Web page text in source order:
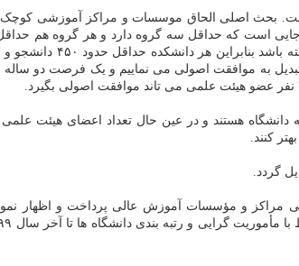
بحث اصلی الحاق موسسات و مراکز آموزشی کوچک
به موافقت اصولی می نماییم و یک فرصت دو ساله
دانشگاه هستند و در عین حال تعداد اعضای هیئت
کنند.
گردد.
مراکز و مؤسسات آموزش عالی پرداخت و اظهار